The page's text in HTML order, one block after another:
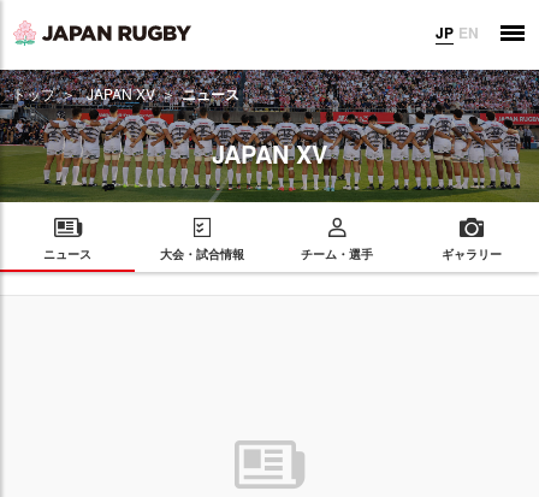
JP EN
トップ JAPAN XV ニュース
JAPAN XV
ニュース 大会・試合情報 チーム・選手 ギャラリー